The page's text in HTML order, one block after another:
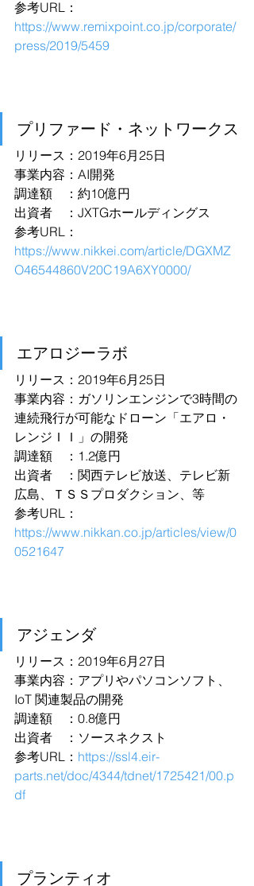
参考URL：
https://www.remixpoint.co.jp/corporate/
press/2019/5459
プリファード・ネットワークス
リリース：2019年6月25日
事業内容：AI開発
調達額　：約10億円
出資者　：JXTGホールディングス
参考URL：
https://www.nikkei.com/article/DGXMZ
O46544860V20C19A6XY0000/
エアロジーラボ
リリース：2019年6月25日
事業内容：ガソリンエンジンで3時間の
連続飛行が可能なドローン「エアロ・
レンジＩＩ」の開発
調達額　：1.2億円
出資者　：関西テレビ放送、テレビ新
広島、ＴＳＳプロダクション、等
参考URL：
https://www.nikkan.co.jp/articles/view/0
0521647
アジェンダ
リリース：2019年6月27日
事業内容：アプリやパソコンソフト、
IoT 関連製品の開発
調達額　：0.8億円
出資者　：ソースネクスト
参考URL： https://ssl4.eir-
parts.net/doc/4344/tdnet/1725421/00.p
df
プランティオ